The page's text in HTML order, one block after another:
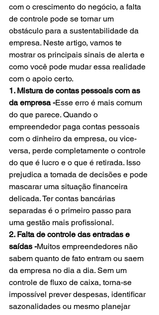
com o crescimento do negócio, a falta
de controle pode se tornar um
obstáculo para a sustentabilidade da
empresa. Neste artigo, vamos te
mostrar os principais sinais de alerta e
como você pode mudar essa realidade
com o apoio certo.
1. Mistura de contas pessoais com as
da empresa -Esse erro é mais comum
do que parece. Quando o
empreendedor paga contas pessoais
com o dinheiro da empresa, ou vice-
versa, perde completamente o controle
do que é lucro e o que é retirada. Isso
prejudica a tomada de decisões e pode
mascarar uma situação financeira
delicada. Ter contas bancárias
separadas é o primeiro passo para
uma gestão mais profissional.
2. Falta de controle das entradas e
saídas -Muitos empreendedores não
sabem quanto de fato entram ou saem
da empresa no dia a dia. Sem um
controle de fluxo de caixa, torna-se
impossível prever despesas, identificar
sazonalidades ou mesmo planejar